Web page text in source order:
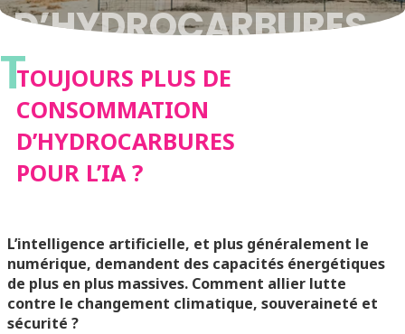
D’HYDROCARBURES
POUR L’IA ?
TTOUJOURS PLUS DE
CONSOMMATION
D’HYDROCARBURES
POUR L’IA ?
L’intelligence artificielle, et plus généralement le
numérique, demandent des capacités énergétiques
de plus en plus massives. Comment allier lutte
contre le changement climatique, souveraineté et
sécurité ?